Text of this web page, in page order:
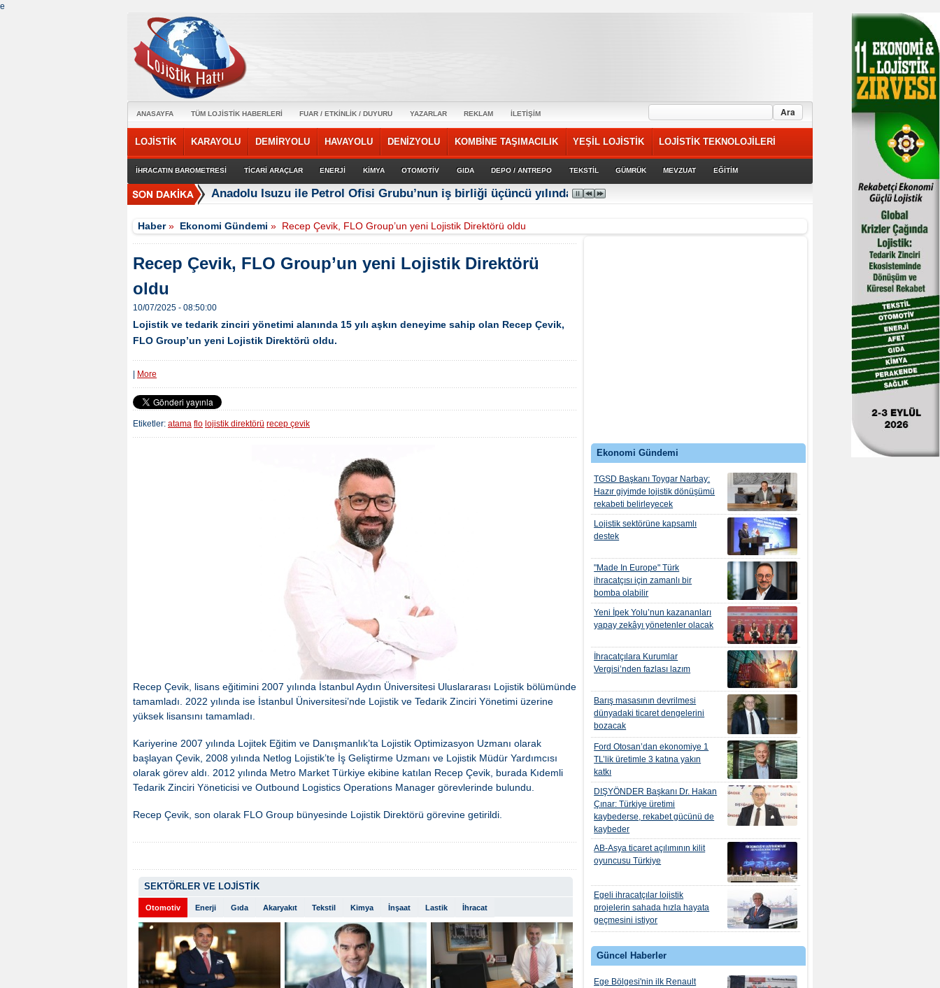
e
ANASAYFA TÜM LOJİSTİK HABERLERİ FUAR / ETKİNLİK / DUYURU YAZARLAR REKLAM İLETİŞİM
LOJİSTİK KARAYOLU DEMİRYOLU HAVAYOLU DENİZYOLU KOMBİNE TAŞIMACILIK YEŞİL LOJİSTİK LOJİSTİK TEKNOLOJİLERİ
İHRACATIN BAROMETRESİ TİCARİ ARAÇLAR ENERJİ KİMYA OTOMOTİV GIDA DEPO / ANTREPO TEKSTİL GÜMRÜK MEVZUAT EĞİTİM
Anadolu Isuzu ile Petrol Ofisi Grubu’nun iş birliği üçüncü yılında güçlenerek devam ediyor
Haber» Ekonomi Gündemi » Recep Çevik, FLO Group’un yeni Lojistik Direktörü oldu
Ekonomi Gündemi
TGSD Başkanı Toygar Narbay:
Hazır giyimde lojistik dönüşümü
rekabeti belirleyecek
Lojistik sektörüne kapsamlı
destek
"Made In Europe" Türk
ihracatçısı için zamanlı bir
bomba olabilir
Yeni İpek Yolu’nun kazananları
yapay zekâyı yönetenler olacak
İhracatçılara Kurumlar
Vergisi’nden fazlası lazım
Barış masasının devrilmesi
dünyadaki ticaret dengelerini
bozacak
Ford Otosan’dan ekonomiye 1
TL’lik üretimle 3 katına yakın
katkı
DIŞYÖNDER Başkanı Dr. Hakan
Çınar: Türkiye üretimi
kaybederse, rekabet gücünü de
kaybeder
AB-Asya ticaret açılımının kilit
oyuncusu Türkiye
Egeli ihracatçılar lojistik
projelerin sahada hızla hayata
geçmesini istiyor
Güncel Haberler
Ege Bölgesi'nin ilk Renault
Recep Çevik, FLO Group’un yeni Lojistik Direktörü
oldu
10/07/2025 - 08:50:00
Lojistik ve tedarik zinciri yönetimi alanında 15 yılı aşkın deneyime sahip olan Recep Çevik,
FLO Group’un yeni Lojistik Direktörü oldu.
More
Etiketler: atama flo lojistik direktörü recep çevik
Recep Çevik, lisans eğitimini 2007 yılında İstanbul Aydın Üniversitesi Uluslararası Lojistik bölümünde
tamamladı. 2022 yılında ise İstanbul Üniversitesi’nde Lojistik ve Tedarik Zinciri Yönetimi üzerine
yüksek lisansını tamamladı.
Kariyerine 2007 yılında Lojitek Eğitim ve Danışmanlık’ta Lojistik Optimizasyon Uzmanı olarak
başlayan Çevik, 2008 yılında Netlog Lojistik’te İş Geliştirme Uzmanı ve Lojistik Müdür Yardımcısı
olarak görev aldı. 2012 yılında Metro Market Türkiye ekibine katılan Recep Çevik, burada Kıdemli
Tedarik Zinciri Yöneticisi ve Outbound Logistics Operations Manager görevlerinde bulundu.
Recep Çevik, son olarak FLO Group bünyesinde Lojistik Direktörü görevine getirildi.
SEKTÖRLER VE LOJİSTİK
Otomotiv Enerji Gıda Akaryakıt Tekstil Kimya İnşaat Lastik İhracat